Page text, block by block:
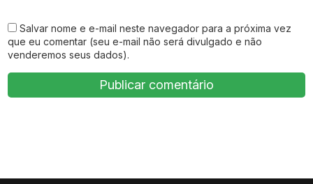
Salvar nome e e-mail neste navegador para a próxima vez
que eu comentar (seu e-mail não será divulgado e não
venderemos seus dados).